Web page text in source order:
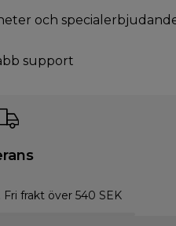
och
support
frakt över 540 SEK